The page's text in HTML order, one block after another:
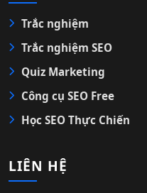
Trắc nghiệm
Trắc nghiệm SEO
Quiz Marketing
Công cụ SEO Free
Học SEO Thực Chiến
LIÊN HỆ